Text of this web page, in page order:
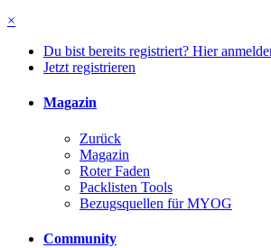
×
Du bist bereits registriert? Hier
Jetzt registrieren
Magazin
Zurück
Magazin
Roter Faden
Packlisten Tools
Bezugsquellen für MYOG
Community